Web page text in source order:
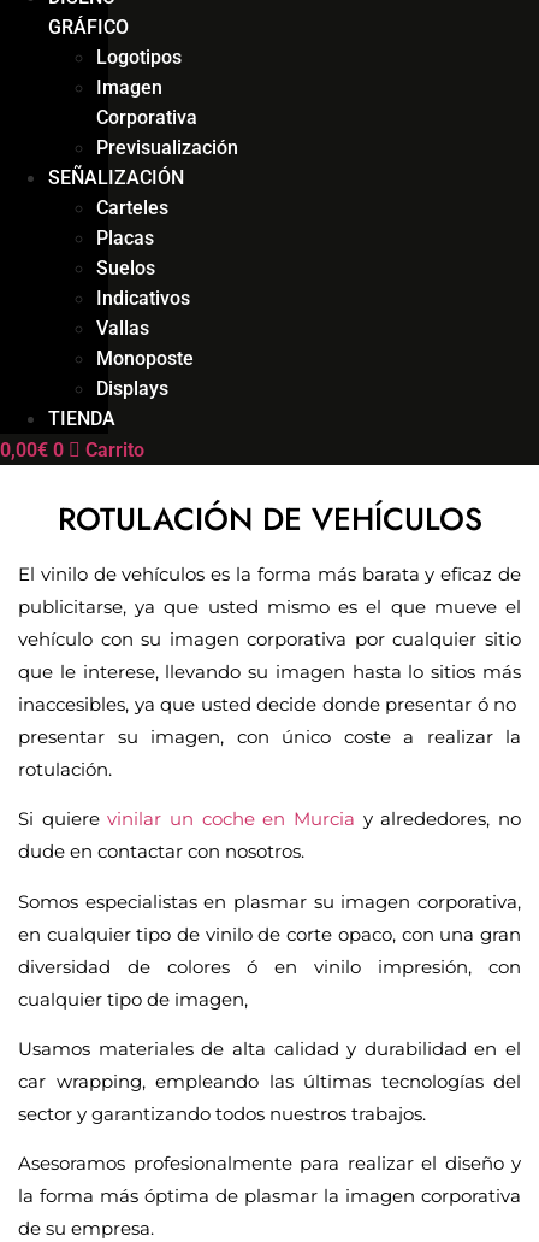
GRÁFICO
Logotipos
Imagen
Corporativa
Previsualización
SEÑALIZACIÓN
Carteles
Placas
Suelos
Indicativos
Vallas
Monoposte
Displays
TIENDA
0,00€ 0 Carrito
ROTULACIÓN DE VEHÍCULOS
El vinilo de vehículos es la forma más barata y eficaz de
publicitarse, ya que usted mismo es el que mueve el
vehículo con su imagen corporativa por cualquier sitio
que le interese, llevando su imagen hasta lo sitios más
inaccesibles, ya que usted decide donde presentar ó no
presentar su imagen, con único coste a realizar la
rotulación.
Si quierevinilar un coche en Murcia y alrededores, no
dude en contactar con nosotros.
Somos especialistas en plasmar su imagen corporativa,
en cualquier tipo de vinilo de corte opaco, con una gran
diversidad de colores ó en vinilo impresión, con
cualquier tipo de imagen,
Usamos materiales de alta calidad y durabilidad en el
car wrapping, empleando las últimas tecnologías del
sector y garantizando todos nuestros trabajos.
Asesoramos profesionalmente para realizar el diseño y
la forma más óptima de plasmar la imagen corporativa
de su empresa.